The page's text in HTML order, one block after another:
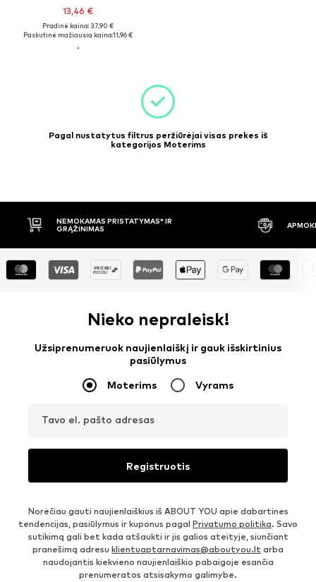
13,46 €
Pradinė kaina: 37,90 €
Paskutinė mažiausia kaina:11,96 €
Pagal nustatytus filtrus peržiūrėjai visas prekes iš
kategorijos Moterims
NEMOKAMAS PRISTATYMAS* IR
GRĄŽINIMAS
Nieko nepraleisk!
Užsiprenumeruok naujienlaiškį ir gauk išskirtinius
pasiūlymus
Moterims Vyrams
Tavo el. pašto adresas
Registruotis
Norėčiau gauti naujienlaiškius iš ABOUT YOU apie dabartines
tendencijas, pasiūlymus ir kuponus pagal Privatumo politika. Savo
sutikimą gali bet kada atšaukti ir jis galios ateityje, siunčiant
pranešimą adresu klientuaptarnavimas@aboutyou.lt arba
naudojantis kiekvieno naujienlaiškio pabaigoje esančia
prenumeratos atsisakymo galimybe.